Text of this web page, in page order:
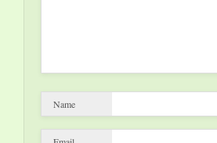
Name